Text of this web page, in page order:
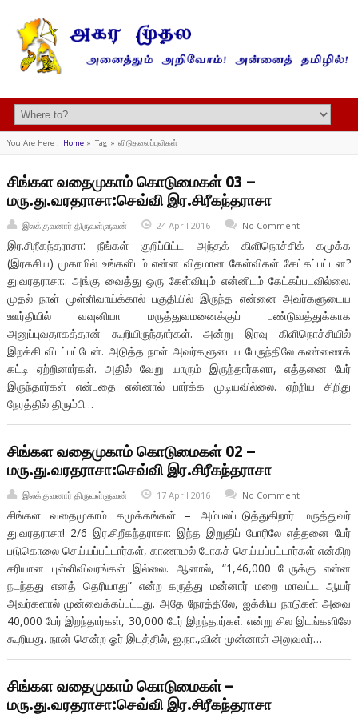
You Are Here : Home» Tag » விடுதலைப்புலிகள்
சிங்கள வதைமுகாம் கொடுமைகள் 03 –
மரு.து.வரதராசா:செவ்வி இர.சிரீகந்தராசா
இலக்குவனார் திருவள்ளுவன் 24 April 2016 No Comment
இர.சிறீகந்தராசா: நீங்கள் குறிப்பிட்ட அந்தக் கிளிநொச்சிக் கமுக்க
(இரகசிய) முகாமில் உங்களிடம் என்ன விதமான கேள்விகள் கேட்கப்பட்டன?
து.வரதராசா:: அங்கு வைத்து ஒரு கேள்வியும் என்னிடம் கேட்கப்படவில்லை.
முதல் நாள் முள்ளிவாய்க்கால் பகுதியில் இருந்த என்னை அவர்களுடைய
ஊர்தியில் வவுனியா மருத்துவமனைக்குப் பண்டுவத்துக்காக
அனுப்புவதாகத்தான் கூறியிருந்தார்கள். அன்று இரவு கிளிநொச்சியில்
இறக்கி விடப்பட்டேன். அடுத்த நாள் அவர்களுடைய பேருந்திலே கண்ணைக்
கட்டி ஏற்றினார்கள். அதில் வேறு யாரும் இருந்தார்களா, எத்தனை பேர்
இருந்தார்கள் என்பதை என்னால் பார்க்க முடியவில்லை. ஏற்றிய சிறிது
நேரத்தில் திரும்பி…
சிங்கள வதைமுகாம் கொடுமைகள் 02 –
மரு.து.வரதராசா:செவ்வி இர.சிரீகந்தராசா
இலக்குவனார் திருவள்ளுவன் 17 April 2016 No Comment
சிங்கள வதைமுகாம் கமுக்கங்கள் – அம்பலப்படுத்துகிறார் மருத்துவர்
து.வரதராசா! 2/6 இர.சிறீகந்தராசா: இந்த இறுதிப் போரிலே எத்தனை பேர்
படுகொலை செய்யப்பட்டார்கள், காணாமல் போகச் செய்யப்பட்டார்கள் என்கிற
சரியான புள்ளிவிவரங்கள் இல்லை. ஆனால், “1,46,000 பேருக்கு என்ன
நடந்தது எனத் தெரியாது” என்ற கருத்து மன்னார் மறை மாவட்ட ஆயர்
அவர்களால் முன்வைக்கப்பட்டது. அதே நேரத்திலே, ஐக்கிய நாடுகள் அவை
40,000 பேர் இறந்தார்கள், 30,000 பேர் இறந்தார்கள் என்று சில இடங்களிலே
கூறியது. நான் சென்ற ஓர் இடத்தில், ஐ.நா.,வின் முன்னாள் அலுவலர்…
சிங்கள வதைமுகாம் கொடுமைகள் –
மரு.து.வரதராசா:செவ்வி இர.சிரீகந்தராசா